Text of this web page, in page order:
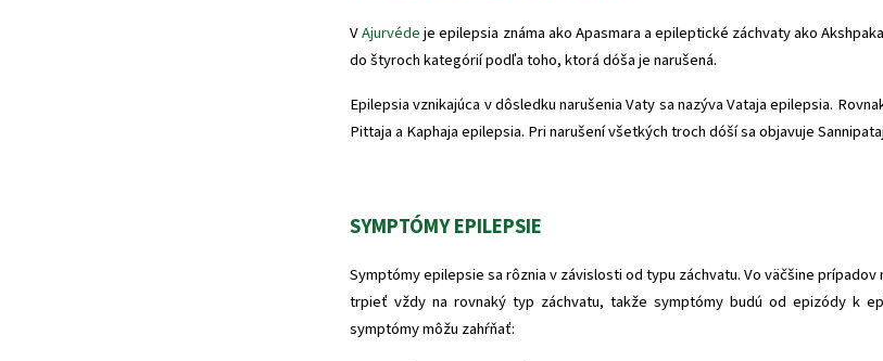
VAjurvédeje epilepsia známa ako Apasmara a epileptické záchvaty ako
do štyroch kategórií podľa toho, ktorá dóša je narušená.
Epilepsia vznikajúca v dôsledku narušenia Vaty sa nazýva Vataja epilepsia.
Pittaja a Kaphaja epilepsia. Pri narušení všetkých troch dóší sa objavuje
SYMPTÓMY EPILEPSIE
Symptómy epilepsie sa rôznia v závislosti od typu záchvatu. Vo väčšine
trpieť vždy na rovnaký typ záchvatu, takže symptómy budú od epizódy k
symptómy môžu zahŕňať: